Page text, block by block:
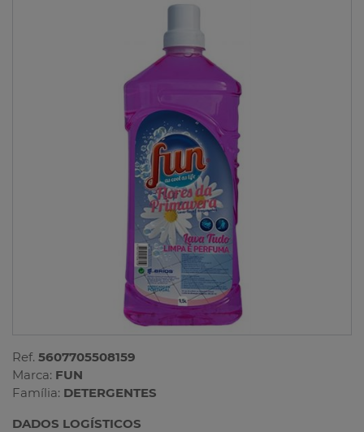
Ref. 5607705508159
Marca: FUN
Família: DETERGENTES
DADOS LOGÍSTICOS